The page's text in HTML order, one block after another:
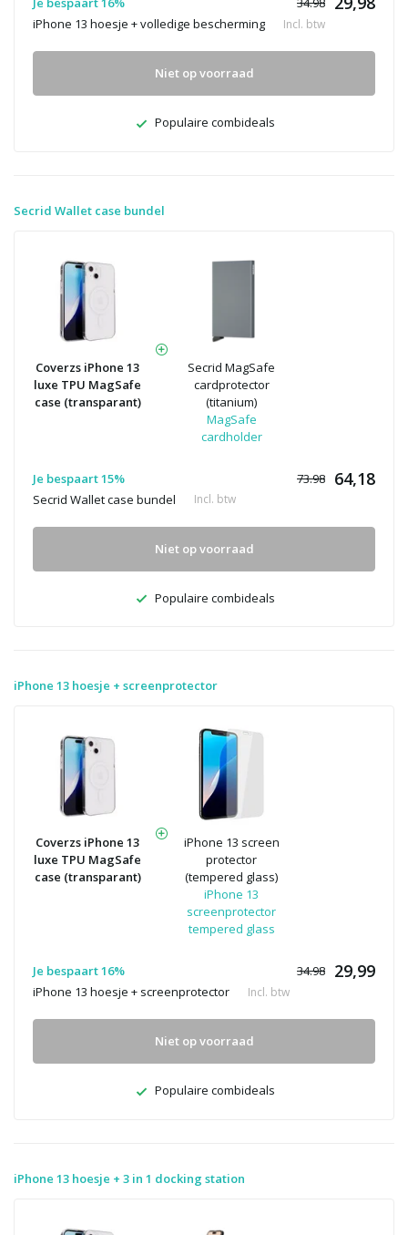
iPhone 13 hoesje + volledige bescherming Incl. btw
Niet op voorraad
Populaire combideals
Secrid Wallet case bundel
Coverzs iPhone 13
luxe TPU MagSafe
case (transparant)
Secrid MagSafe
cardprotector
(titanium)
MagSafe
cardholder
Je bespaart 15% 73.98 64,18
Secrid Wallet case bundel Incl. btw
Niet op voorraad
Populaire combideals
iPhone 13 hoesje + screenprotector
Coverzs iPhone 13
luxe TPU MagSafe
case (transparant)
iPhone 13 screen
protector
(tempered glass)
iPhone 13
screenprotector
tempered glass
Je bespaart 16% 34.98 29,99
iPhone 13 hoesje + screenprotector Incl. btw
Niet op voorraad
Populaire combideals
iPhone 13 hoesje + 3 in 1 docking station